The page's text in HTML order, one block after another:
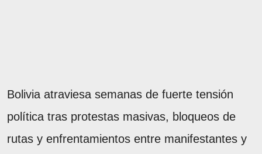
Bolivia atraviesa semanas de fuerte tensión
política tras protestas masivas, bloqueos de
rutas y enfrentamientos entre manifestantes y